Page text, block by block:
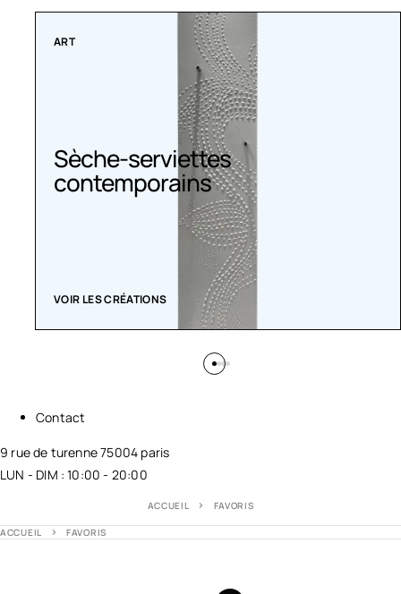
COLLECTIONS
Radiateurs Belle Époque
ACHETEZ MAINTENANT
Contact
9 rue de turenne 75004 paris
LUN - DIM : 10:00 - 20:00
ACCUEIL FAVORIS
ACCUEIL FAVORIS